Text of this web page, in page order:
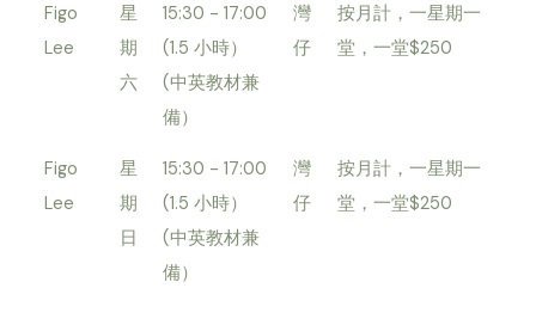
Figo
Lee
星
期
六
15:30 - 17:00
(1.5 小時）
(中英教材兼
備）
灣
仔
按月計，一星期一
堂，一堂$250
Figo
Lee
星
期
日
15:30 - 17:00
(1.5 小時）
(中英教材兼
備）
灣
仔
按月計，一星期一
堂，一堂$250